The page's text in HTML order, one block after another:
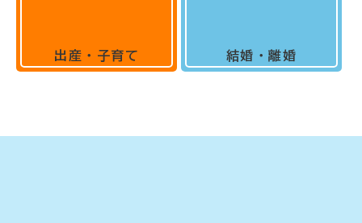
出産・子育て 結婚・離婚